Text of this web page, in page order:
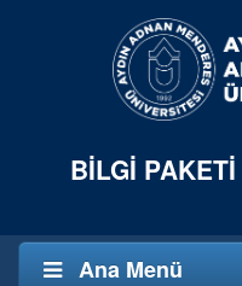
BILGI
Ana Menü